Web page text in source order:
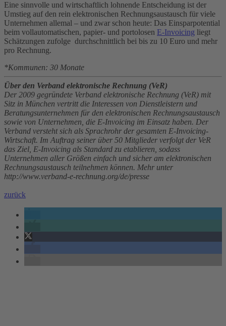
Eine sinnvolle und wirtschaftlich lohnende Entscheidung ist der
Umstieg auf den rein elektronischen Rechnungsaustausch für viele
Unternehmen allemal – und zwar schon heute: Das Einsparpotential
beim vollautomatischen, papier- und portolosen E-Invoicing liegt
Schätzungen zufolge durchschnittlich bei bis zu 10 Euro und mehr
pro Rechnung.
*Kommunen: 30 Monate
Über den Verband elektronische Rechnung (VeR)
Der 2009 gegründete Verband elektronische Rechnung (VeR) mit
Sitz in München vertritt die Interessen von Dienstleistern und
Beratungsunternehmen für den elektronischen Rechnungsaustausch
sowie von Unternehmen, die E-Invoicing im Einsatz haben. Der
Verband versteht sich als Sprachrohr der gesamten E-Invoicing-
Wirtschaft. Im Auftrag seiner über 50 Mitglieder verfolgt der VeR
das Ziel, E-Invoicing als Standard zu etablieren, sodass
Unternehmen aller Größen einfach und sicher am elektronischen
Rechnungsaustausch teilnehmen können. Mehr unter
http://www.verband-e-rechnung.org/de/presse
zurück